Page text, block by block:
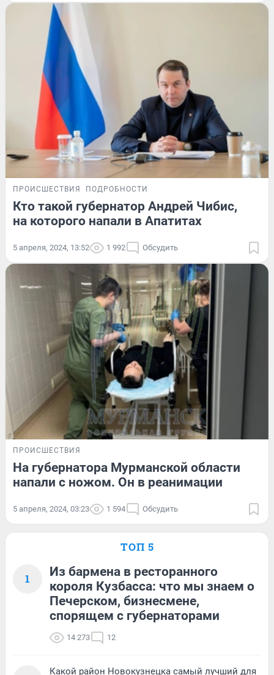
ПРОИСШЕСТВИЯ ПОДРОБНОСТИ
Кто такой губернатор Андрей Чибис,
на которого напали в Апатитах
5 апреля, 2024, 13:52 1 992 Обсудить
ПРОИСШЕСТВИЯ
На губернатора Мурманской области
напали с ножом. Он в реанимации
5 апреля, 2024, 03:23 1 594 Обсудить
ТОП 5
1
Из бармена в ресторанного
короля Кузбасса: что мы знаем о
Печерском, бизнесмене,
спорящем с губернаторами
14 273 12
Какой район Новокузнецка самый лучший для